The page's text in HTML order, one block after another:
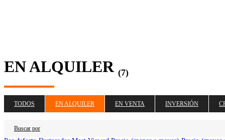
EN ALQUILER (7)
TODOS EN ALQUILER EN VENTA INVERSIÓN
Buscar por